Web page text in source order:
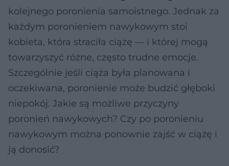
kolejnego poronienia samoistnego. Jednak za
każdym poronieniem nawykowym stoi
kobieta, która straciła ciążę — i której mogą
towarzyszyć różne, często trudne emocje.
Szczególnie jeśli ciąża była planowana i
oczekiwana, poronienie może budzić głęboki
niepokój. Jakie są możliwe przyczyny
poronień nawykowych? Czy po poronieniu
nawykowym można ponownie zajść w ciążę i
ją donosić?